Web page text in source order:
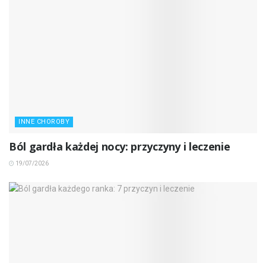
INNE CHOROBY
Ból gardła każdej nocy: przyczyny i leczenie
19/07/2026